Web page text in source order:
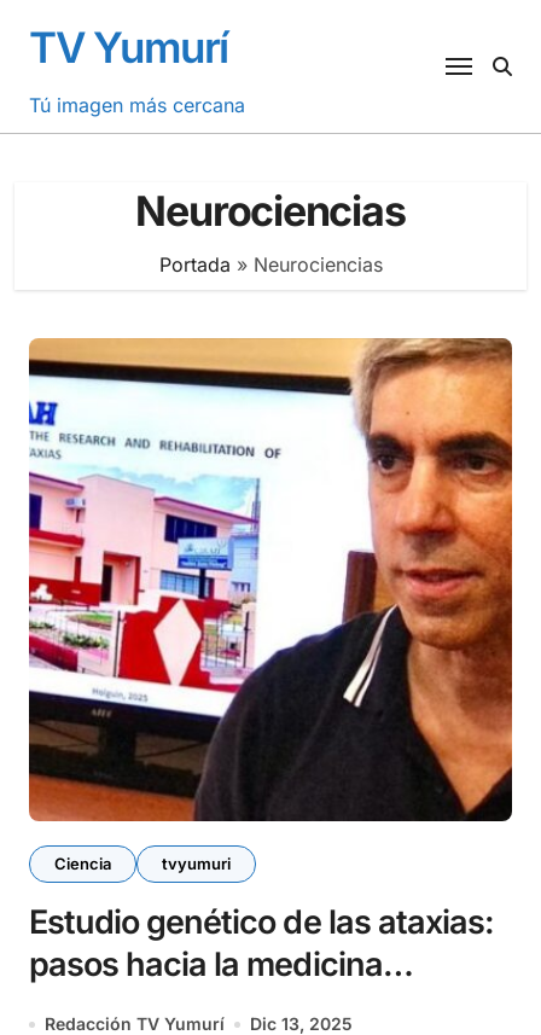
contenido
TV Yumurí
Tú imagen más cercana
Neurociencias
Portada » Neurociencias
Ciencia tvyumuri
Estudio genético de las ataxias:
pasos hacia la medicina
personalizada
Redacción TV Yumurí Dic 13, 2025